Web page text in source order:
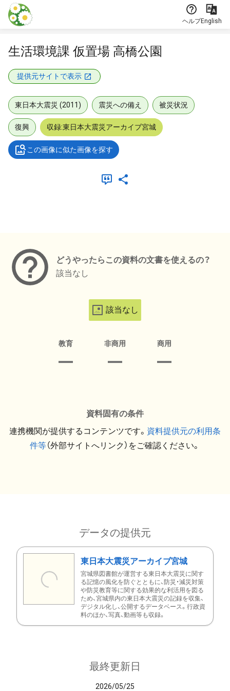
本文に飛ぶ
ヘルプEnglish
生活環境課 仮置場 高橋公園
提供元サイトで表示
東日本大震災 (2011) 震災への備え 被災状況
復興 収録:東日本大震災アーカイブ宮城
この画像に似た画像を探す
どうやったらこの資料の文書を使えるの？
該当なし
該当なし
教育 非商用 商用
資料固有の条件
連携機関が提供するコンテンツです。 資料提供元の利用条
件等（外部サイトへリンク）をご確認ください。
データの提供元
東日本大震災アーカイブ宮城
宮城県図書館が運営する東日本大震災に関す
る記憶の風化を防ぐとともに、防災・減災対策
や防災教育等に関する効果的な利活用を図る
ため、宮城県内の東日本大震災の記録を収集、
デジタル化し、公開するデータベース。行政資
料のほか、写真、動画等も収録。
最終更新日
2026/05/25